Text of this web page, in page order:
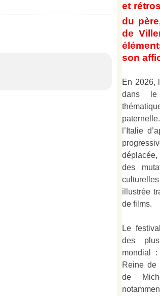
et
du
de
son
En 2026,
dans le
l’Italie
des
illustrée
de films.
Le
des
mondial
Reine de
de